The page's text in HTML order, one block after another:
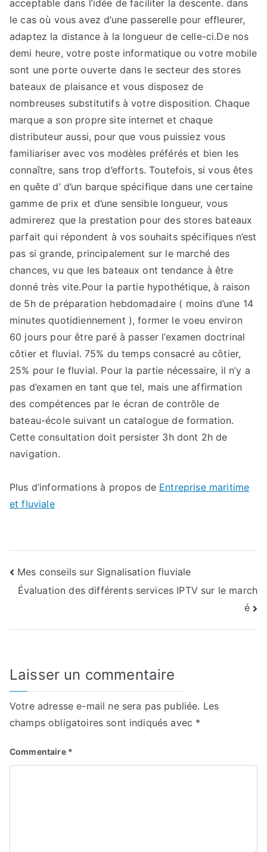
acceptable dans l’idée de faciliter la descente. dans
le cas où vous avez d’une passerelle pour effleurer,
adaptez la distance à la longueur de celle-ci.De nos
demi heure, votre poste informatique ou votre mobile
sont une porte ouverte dans le secteur des stores
bateaux de plaisance et vous disposez de
nombreuses substitutifs à votre disposition. Chaque
marque a son propre site internet et chaque
distributeur aussi, pour que vous puissiez vous
familiariser avec vos modèles préférés et bien les
connaître, sans trop d’efforts. Toutefois, si vous êtes
en quête d’ d’un barque spécifique dans une certaine
gamme de prix et d’une sensible longueur, vous
admirerez que la prestation pour des stores bateaux
parfait qui répondent à vos souhaits spécifiques n’est
pas si grande, principalement sur le marché des
chances, vu que les bateaux ont tendance à être
donné très vite.Pour la partie hypothétique, à raison
de 5h de préparation hebdomadaire ( moins d’une 14
minutes quotidiennement ), former le voeu environ
60 jours pour être paré à passer l’examen doctrinal
côtier et fluvial. 75% du temps consacré au côtier,
25% pour le fluvial. Pour la partie nécessaire, il n’y a
pas d’examen en tant que tel, mais une affirmation
des compétences par le écran de contrôle de
bateau-école suivant un catalogue de formation.
Cette consultation doit persister 3h dont 2h de
navigation.
Plus d’informations à propos de Entreprise maritime
et fluviale
Navigation
de
l’article
Mes conseils sur Signalisation fluviale
Évaluation des différents services IPTV sur le march
é
Laisser un commentaire
Votre adresse e-mail ne sera pas publiée. Les
champs obligatoires sont indiqués avec *
Commentaire *